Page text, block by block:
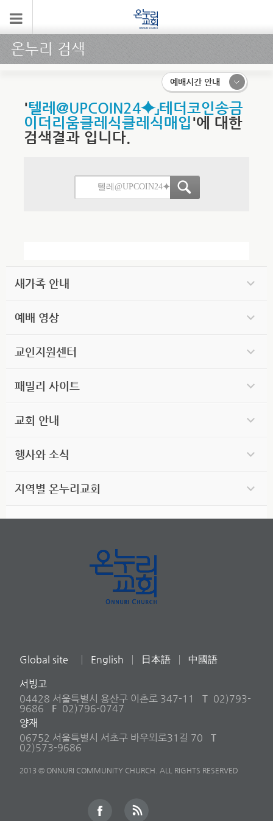
온누리 검색
예배시간 안내
'텔레@UPCOIN24⯌」테더코인송금
이더리움클레식클레식매입'에 대한
검색결과 입니다.
새가족 안내
예배 영상
교인지원센터
패밀리 사이트
교회 안내
행사와 소식
지역별 온누리교회
Global site English 日本語 中國語
서빙고
04428 서울특별시 용산구 이촌로 347-11
T 02)793-
9686
F 02)796-0747
양재
06752 서울특별시 서초구 바우뫼로31길 70
T
02)573-9686
2013 © ONNURI COMMUNITY CHURCH. ALL RIGHTS RESERVED